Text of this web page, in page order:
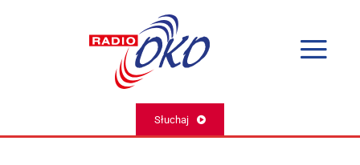
Słuchaj